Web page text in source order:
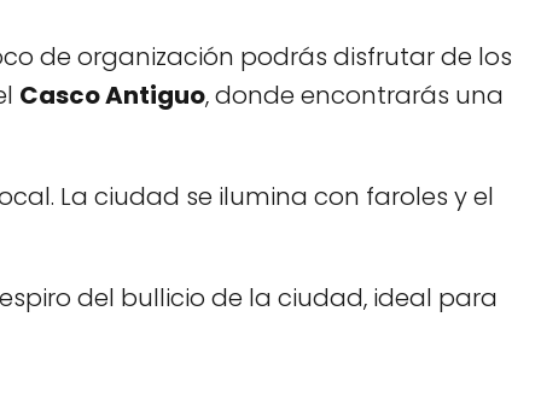
de organización podrás disfrutar de los
Casco Antiguo, donde encontrarás una
La ciudad se ilumina con faroles y el
del bullicio de la ciudad, ideal para